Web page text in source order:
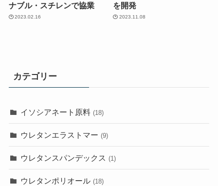
ナブル・スチレンで協業
2023.02.16
を開発
2023.11.08
カテゴリー
イソシアネート原料 (18)
ウレタンエラストマー (9)
ウレタンスパンデックス (1)
ウレタンポリオール (18)